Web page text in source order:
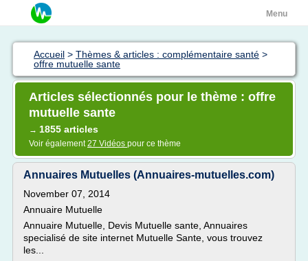
Menu
Accueil > Thèmes & articles : complémentaire santé >
offre mutuelle sante
Articles sélectionnés pour le thème : offre
mutuelle sante
→ 1855 articles
Voir également27 Vidéos pour ce thème
Annuaires Mutuelles (Annuaires-mutuelles.com)
November 07, 2014
Annuaire Mutuelle
Annuaire Mutuelle, Devis Mutuelle sante, Annuaires
specialisé de site internet Mutuelle Sante, vous trouvez
les...